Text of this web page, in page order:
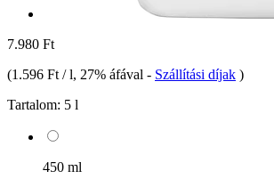
7.980 Ft
(1.596 Ft / l, 27% áfával - Szállítási díjak )
Tartalom: 5 l
450 ml